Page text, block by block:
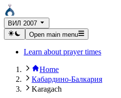
ВИЛ 2007
Open main menu
Learn about prayer times
Home
Кабардино-Балкария
Karagach